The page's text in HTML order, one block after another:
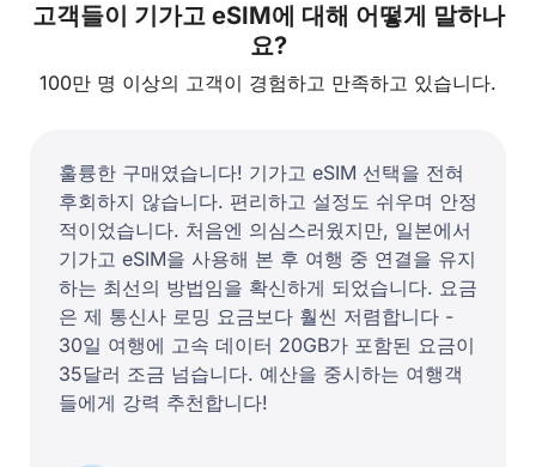
고객들이 기가고 eSIM에 대해 어떻게 말하나
요?
100만 명 이상의 고객이 경험하고 만족하고 있습니다.
훌륭한 구매였습니다! 기가고 eSIM 선택을 전혀
후회하지 않습니다. 편리하고 설정도 쉬우며 안정
적이었습니다. 처음엔 의심스러웠지만, 일본에서
기가고 eSIM을 사용해 본 후 여행 중 연결을 유지
하는 최선의 방법임을 확신하게 되었습니다. 요금
은 제 통신사 로밍 요금보다 훨씬 저렴합니다 -
30일 여행에 고속 데이터 20GB가 포함된 요금이
35달러 조금 넘습니다. 예산을 중시하는 여행객
들에게 강력 추천합니다!